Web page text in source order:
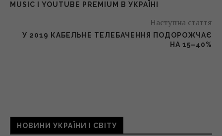
MUSIC І YOUTUBE PREMIUM В УКРАЇНІ
Наступна стаття
У 2019 КАБЕЛЬНЕ ТЕЛЕБАЧЕННЯ ПОДОРОЖЧАЄ
НА 15–40%
НОВИНИ УКРАЇНИ І СВІТУ